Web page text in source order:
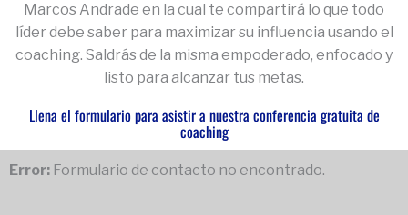
Marcos Andrade en la cual te compartirá lo que todo
líder debe saber para maximizar su influencia usando el
coaching. Saldrás de la misma empoderado, enfocado y
listo para alcanzar tus metas.
Llena el formulario para asistir a nuestra conferencia gratuita de
coaching
Error: Formulario de contacto no encontrado.